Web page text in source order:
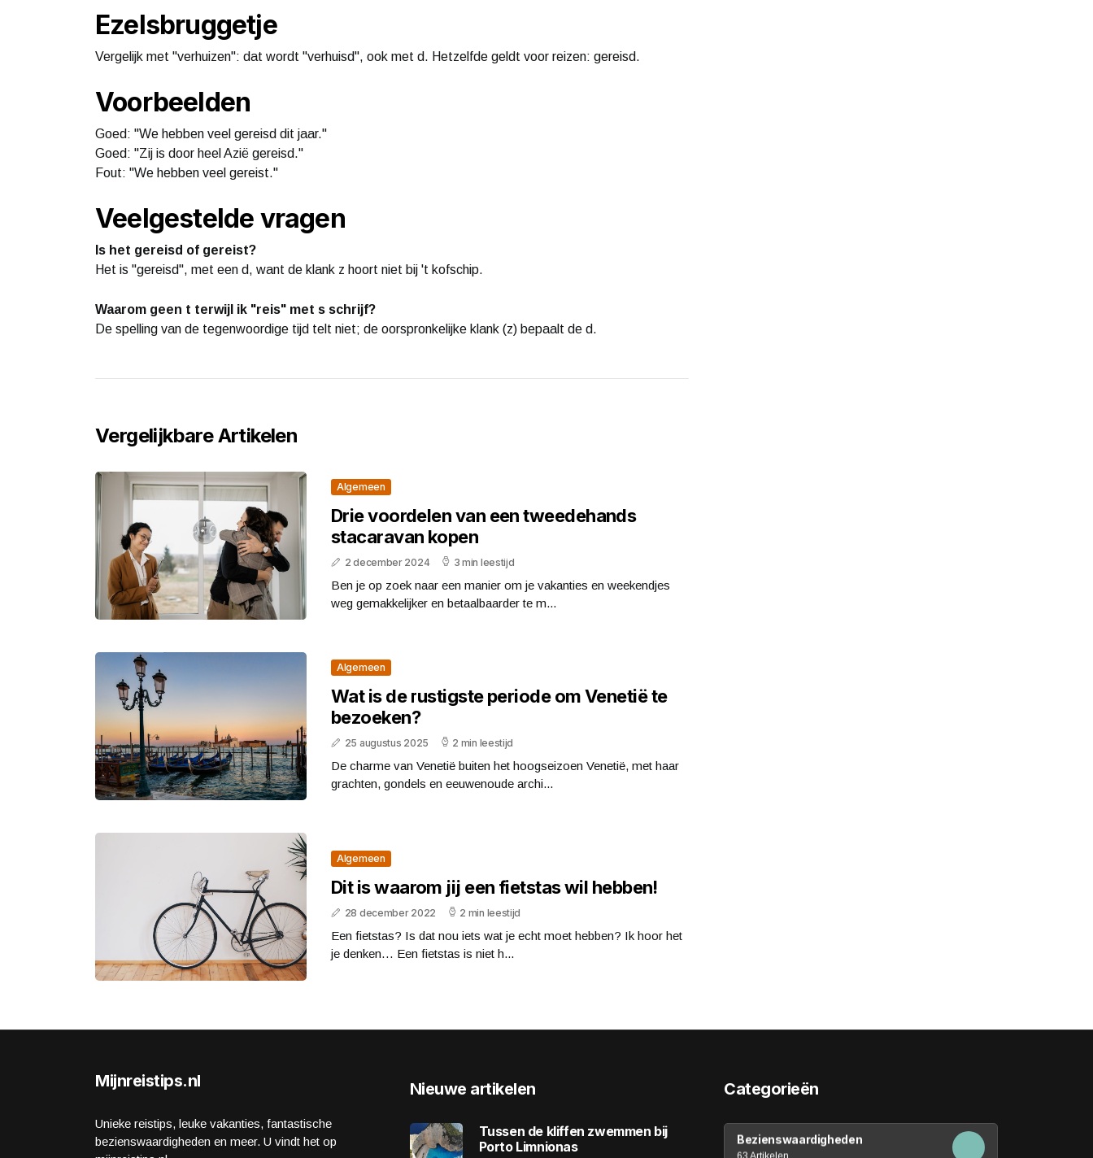
Ezelsbruggetje
Vergelijk met "verhuizen": dat wordt "verhuisd", ook met d. Hetzelfde geldt voor reizen: gereisd.
Voorbeelden
Goed: "We hebben veel gereisd dit jaar."
Goed: "Zij is door heel Azië gereisd."
Fout: "We hebben veel gereist."
Veelgestelde vragen
Is het gereisd of gereist?
Het is "gereisd", met een d, want de klank z hoort niet bij 't kofschip.
Waarom geen t terwijl ik "reis" met s schrijf?
De spelling van de tegenwoordige tijd telt niet; de oorspronkelijke klank (z) bepaalt de d.
Vergelijkbare Artikelen
Algemeen
Drie voordelen van een tweedehands
stacaravan kopen
2 december 2024 3 min leestijd
Ben je op zoek naar een manier om je vakanties en weekendjes
weg gemakkelijker en betaalbaarder te m...
Algemeen
Wat is de rustigste periode om Venetië te
bezoeken?
25 augustus 2025 2 min leestijd
De charme van Venetië buiten het hoogseizoen Venetië, met haar
grachten, gondels en eeuwenoude archi...
Algemeen
Dit is waarom jij een fietstas wil hebben!
28 december 2022 2 min leestijd
Een fietstas? Is dat nou iets wat je echt moet hebben? Ik hoor het
je denken… Een fietstas is niet h...
Mijnreistips.nl
Unieke reistips, leuke vakanties, fantastische
bezienswaardigheden en meer. U vindt het op
Nieuwe artikelen
Tussen de kliffen zwemmen bij
Porto Limnionas
Categorieën
Bezienswaardigheden
63 Artikelen